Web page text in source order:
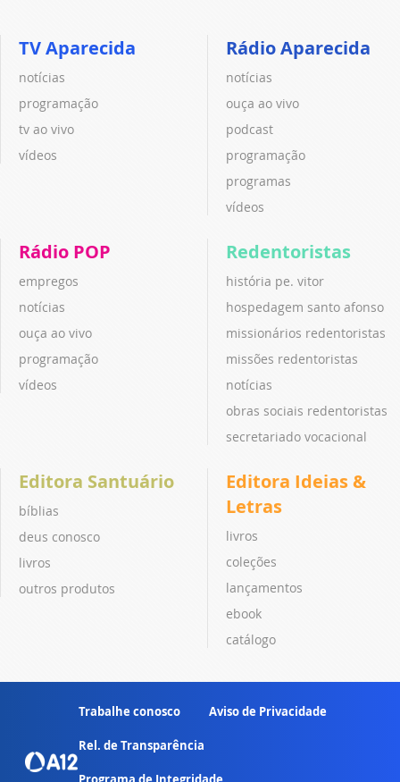
TV Aparecida
notícias
programação
tv ao vivo
vídeos
Rádio Aparecida
notícias
ouça ao vivo
podcast
programação
programas
vídeos
Rádio POP
empregos
notícias
ouça ao vivo
programação
vídeos
Redentoristas
história pe. vitor
hospedagem santo afonso
missionários redentoristas
missões redentoristas
notícias
obras sociais redentoristas
secretariado vocacional
Editora Santuário
bíblias
deus conosco
livros
outros produtos
Editora Ideias &
Letras
livros
coleções
lançamentos
ebook
catálogo
Trabalhe conosco Aviso de Privacidade
Rel. de Transparência